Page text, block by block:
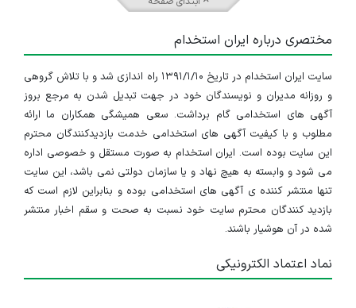
مختصری درباره ایران استخدام
سایت ایران استخدام در تاریخ ۱۳۹۱/۱/۱۰ راه اندازی شد و با تلاش گروهی
و روزانه مدیران و نویسندگان خود در جهت تبدیل شدن به مرجع بروز
آگهی های استخدامی گام برداشت. سعی همیشگی همکاران ما ارائه
مطلوب و با کیفیت آگهی های استخدامی خدمت بازدیدکنندگان محترم
این سایت بوده است. ایران استخدام به صورت مستقل و خصوصی اداره
می شود و وابسته به هیچ نهاد و یا سازمان دولتی نمی باشد، این سایت
تنها منتشر کننده ی آگهی های استخدامی بوده و بنابراین لازم است که
بازدید کنندگان محترم سایت خود نسبت به صحت و سقم اخبار منتشر
شده در آن هوشیار باشند.
نماد اعتماد الکترونیکی